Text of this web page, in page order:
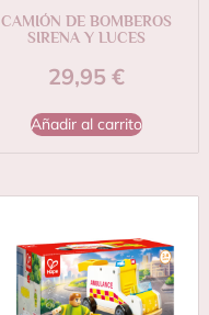
CAMIÓN DE BOMBEROS
SIRENA Y LUCES
29,95 €
Añadir al carrito